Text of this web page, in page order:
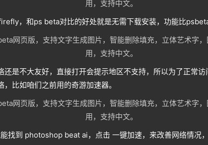
，和ps beta对比的好处就是无需下载安装，功能比
还是不大友好，直接打开会提示地区不支持，所以为了正常
比如咱们之前用的奇游加速器。
找到 photoshop beat ai，点击 一键加速，来改善网络情况